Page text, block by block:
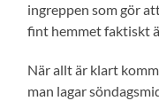
ingreppen som gör
fint hemmet faktiskt
När allt är klart
man lagar